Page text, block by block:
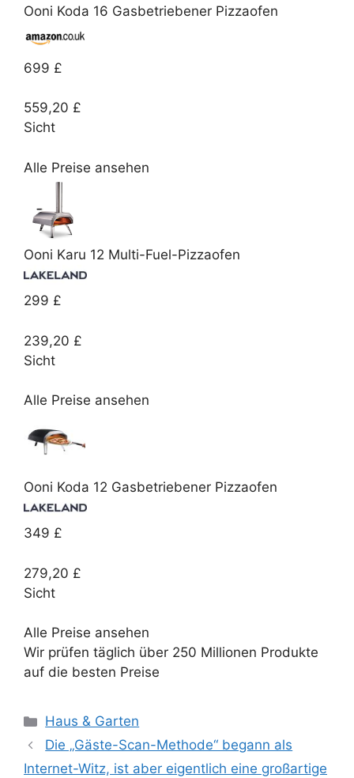
Ooni Koda 16 Gasbetriebener Pizzaofen
699 £
559,20 £
Sicht
Alle Preise ansehen
Ooni Karu 12 Multi-Fuel-Pizzaofen
299 £
239,20 £
Sicht
Alle Preise ansehen
Ooni Koda 12 Gasbetriebener Pizzaofen
349 £
279,20 £
Sicht
Alle Preise ansehen
Wir prüfen täglich über 250 Millionen Produkte
auf die besten Preise
Kategorien
Haus & Garten
Die „Gäste-Scan-Methode“ begann als
Internet-Witz, ist aber eigentlich eine großartige